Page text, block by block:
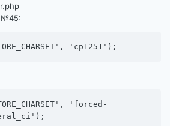
№45:
'cp1251');
'forced-